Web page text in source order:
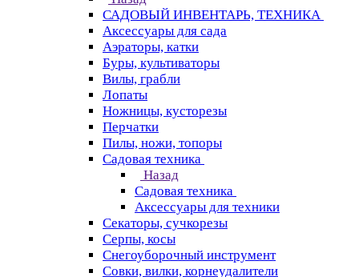
САДОВЫЙ ИНВЕНТАРЬ, ТЕХНИКА
Аксессуары для сада
Аэраторы, катки
Буры, культиваторы
Вилы, грабли
Лопаты
Ножницы, кусторезы
Перчатки
Пилы, ножи, топоры
Садовая техника
Назад
Садовая техника
Аксессуары для техники
Секаторы, сучкорезы
Серпы, косы
Снегоуборочный инструмент
Совки, вилки, корнеудалители